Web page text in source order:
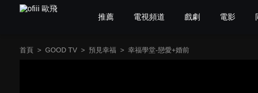
推薦 電視頻道 戲劇 電影
首頁 > GOOD TV > 預見幸福 > 幸福學堂-戀愛+婚前